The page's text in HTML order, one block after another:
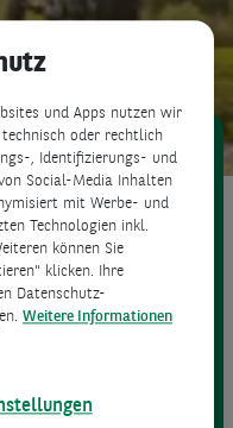
Online-
und Apps nutzen wir
technisch oder rechtlich
, Identifizierungs- und
Social-Media Inhalten
mit Werbe- und
Technologien inkl.
können Sie
klicken. Ihre
Datenschutz-
Weitere Informationen